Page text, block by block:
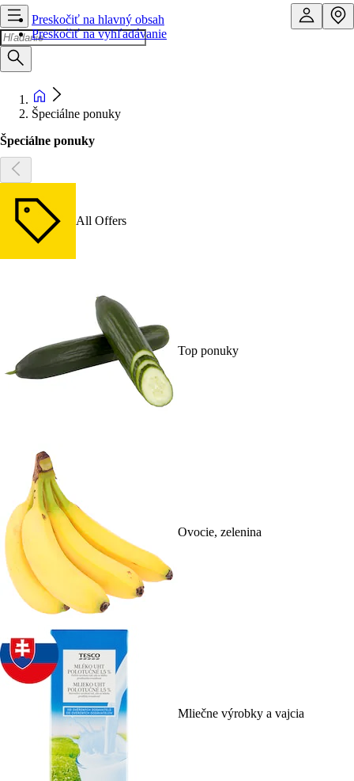
Preskočiť na hlavný obsah
Preskočiť na vyhľadávanie
Špeciálne ponuky
Špeciálne ponuky
All Offers
Top ponuky
Ovocie, zelenina
Mliečne výrobky a vajcia